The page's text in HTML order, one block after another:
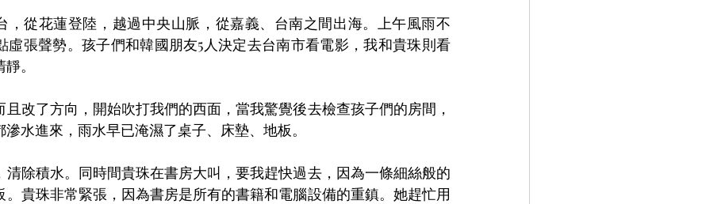
，從花蓮登陸，越過中央山脈，從嘉義、台南之間出海。上午風雨不
虛張聲勢。孩子們和韓國朋友5人決定去台南市看電影，我和貴珠則看
。
改了方向，開始吹打我們的西面，當我驚覺後去檢查孩子們的房間，
水進來，雨水早已淹濕了桌子、床墊、地板。
除積水。同時間貴珠在書房大叫，要我趕快過去，因為一條細絲般的
貴珠非常緊張，因為書房是所有的書籍和電腦設備的重鎮。她趕忙用